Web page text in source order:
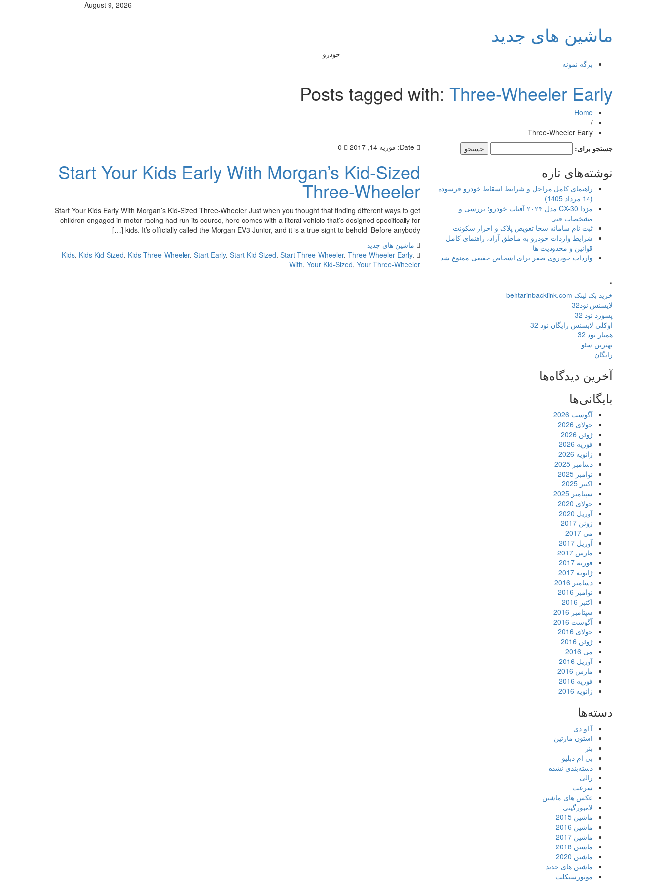
August 9, 2026
ماشین های جدید
خودرو
برگه نمونه
Posts tagged with: Three-Wheeler Early
Home
/
Three-Wheeler Early
Date: فوریه 14, 2017 0
Start Your Kids Early With Morgan’s Kid-Sized
Three-Wheeler
Start Your Kids Early With Morgan’s Kid-Sized Three-Wheeler Just when you thought that finding different ways to get
children engaged in motor racing had run its course, here comes with a literal vehicle that’s designed specifically for
kids. It’s officially called the Morgan EV3 Junior, and it is a true sight to behold. Before anybody […]
ماشین های جدید
Kids, Kids Kid-Sized, Kids Three-Wheeler, Start Early, Start Kid-Sized, Start Three-Wheeler, Three-Wheeler Early,
With, Your Kid-Sized, Your Three-Wheeler
جستجو برای:
نوشته‌های تازه
راهنمای کامل مراحل و شرایط اسقاط خودرو فرسوده
(14 مرداد 1405)
مزدا CX-30 مدل ۲۰۲۴ آفتاب خودرو؛ بررسی و
مشخصات فنی
ثبت نام سامانه سخا تعویض پلاک و احراز سکونت
شرایط واردات خودرو به مناطق آزاد، راهنمای کامل
قوانین و محدودیت ها
واردات خودروی صفر برای اشخاص حقیقی ممنوع شد
.
خرید بک لینک behtarinbacklink.com
لایسنس نود32
پسورد نود 32
اوکلی لایسنس رایگان نود 32
همیار نود 32
بهترین سئو
رایگان
آخرین دیدگاه‌ها
بایگانی‌ها
آگوست 2026
جولای 2026
ژوئن 2026
فوریه 2026
ژانویه 2026
دسامبر 2025
نوامبر 2025
اکتبر 2025
سپتامبر 2025
جولای 2020
آوریل 2020
ژوئن 2017
می 2017
آوریل 2017
مارس 2017
فوریه 2017
ژانویه 2017
دسامبر 2016
نوامبر 2016
اکتبر 2016
سپتامبر 2016
آگوست 2016
جولای 2016
ژوئن 2016
می 2016
آوریل 2016
مارس 2016
فوریه 2016
ژانویه 2016
دسته‌ها
آ او دی
استون مارتین
بنز
بی ام دبلیو
دسته‌بندی نشده
رالی
سرعت
عکس های ماشین
لامبورگینی
ماشین 2015
ماشین 2016
ماشین 2017
ماشین 2018
ماشین 2020
ماشین های جدید
موتورسیکلت